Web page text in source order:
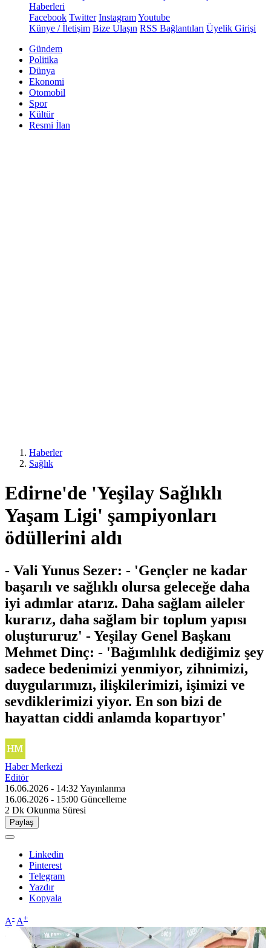
Haberleri
Facebook Twitter InstagramYoutube
Künye / İletişim Bize Ulaşın RSS Bağlantıları Üyelik Girişi
Gündem
Politika
Dünya
Ekonomi
Otomobil
Spor
Kültür
Resmi İlan
Haberler
Sağlık
Edirne'de 'Yeşilay Sağlıklı
Yaşam Ligi' şampiyonları
ödüllerini aldı
- Vali Yunus Sezer: - 'Gençler ne kadar
başarılı ve sağlıklı olursa geleceğe daha
iyi adımlar atarız. Daha sağlam aileler
kurarız, daha sağlam bir toplum yapısı
oluştururuz' - Yeşilay Genel Başkanı
Mehmet Dinç: - 'Bağımlılık dediğimiz şey
sadece bedenimizi yenmiyor, zihnimizi,
duygularımızı, ilişkilerimizi, işimizi ve
sevdiklerimizi yiyor. En son bizi de
hayattan ciddi anlamda kopartıyor'
Haber Merkezi
Editör
16.06.2026 - 14:32 Yayınlanma
16.06.2026 - 15:00 Güncelleme
2 Dk Okunma Süresi
Paylaş
Linkedin
Pinterest
Telegram
Yazdır
Kopyala
A- A+